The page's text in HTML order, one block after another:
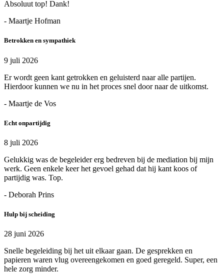
Absoluut top! Dank!
- Maartje Hofman
Betrokken en sympathiek
9 juli 2026
Er wordt geen kant getrokken en geluisterd naar alle partijen.
Hierdoor kunnen we nu in het proces snel door naar de uitkomst.
- Maartje de Vos
Echt onpartijdig
8 juli 2026
Gelukkig was de begeleider erg bedreven bij de mediation bij mijn
werk. Geen enkele keer het gevoel gehad dat hij kant koos of
partijdig was. Top.
- Deborah Prins
Hulp bij scheiding
28 juni 2026
Snelle begeleiding bij het uit elkaar gaan. De gesprekken en
papieren waren vlug overeengekomen en goed geregeld. Super, een
hele zorg minder.